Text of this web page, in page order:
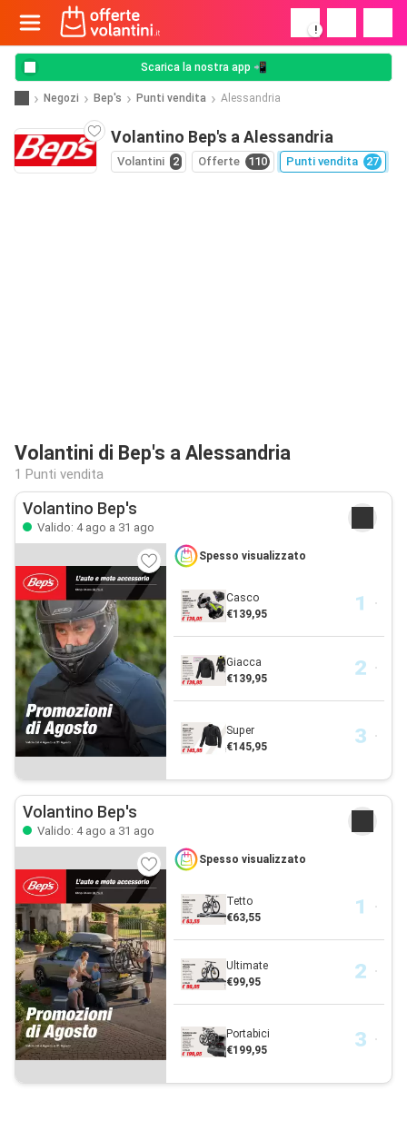
!
Scarica la nostra app 📲
Negozi Bep's Punti vendita Alessandria
Volantino Bep's a Alessandria
Volantini 2 Offerte 110 Punti vendita 27
Volantini di Bep's a Alessandria
1 Punti vendita
Volantino Bep's
Valido: 4 ago a 31 ago
Spesso visualizzato
Casco
€139,95
Giacca
€139,95
Super
€145,95
Volantino Bep's
Valido: 4 ago a 31 ago
Spesso visualizzato
Tetto
€63,55
Ultimate
€99,95
Portabici
€199,95